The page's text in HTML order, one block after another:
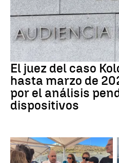
Caso Koldo
El juez del caso
hasta marzo de
por el análisis
dispositivos